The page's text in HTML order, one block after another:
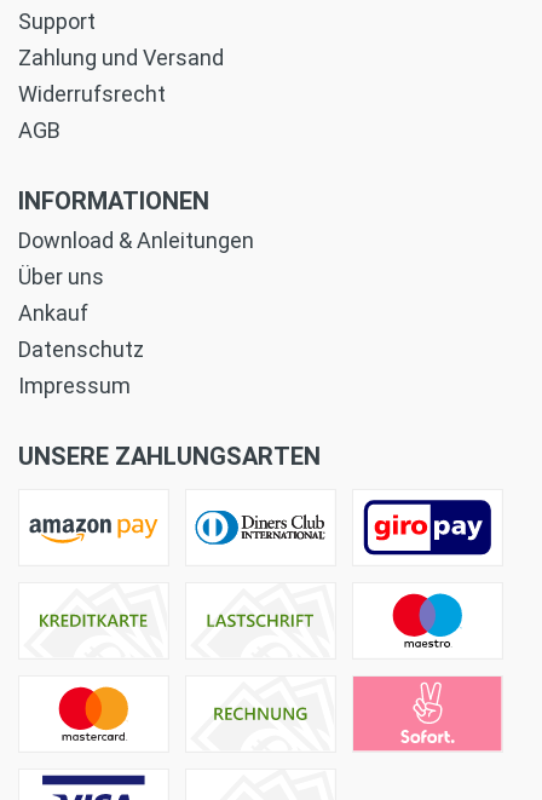
Support
Zahlung und Versand
Widerrufsrecht
AGB
INFORMATIONEN
Download & Anleitungen
Über uns
Ankauf
Datenschutz
Impressum
UNSERE ZAHLUNGSARTEN